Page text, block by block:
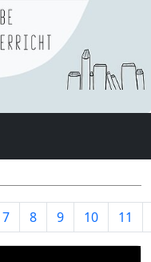
7 8 9 10 11